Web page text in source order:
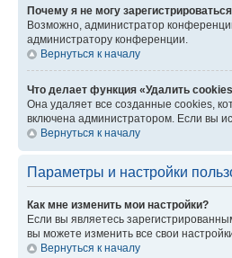
Почему я не могу
Возможно, администратор
администратору конференции.
Вернуться к началу
Что делает функция «Удалить
Она удаляет все созданные cookies,
включена администратором. Если вы
Вернуться к началу
Параметры и настройки
Как мне изменить мои настройки?
Если вы являетесь
вы можете изменить все свои
Вернуться к началу